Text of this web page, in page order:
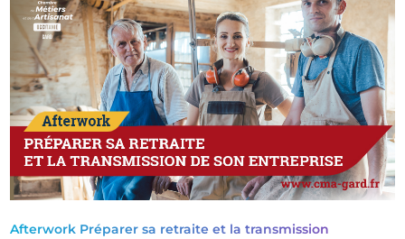
Afterwork Préparer sa retraite et la transmission